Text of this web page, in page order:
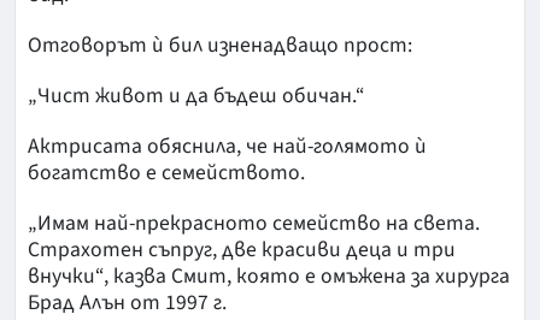
Отговорът ѝ бил изненадващо прост:
„Чист живот и да бъдеш обичан.“
Актрисата обяснила, че най-голямото ѝ
богатство е семейството.
„Имам най-прекрасното семейство на света.
Страхотен съпруг, две красиви деца и три
внучки“, казва Смит, която е омъжена за хирурга
Брад Алън от 1997 г.